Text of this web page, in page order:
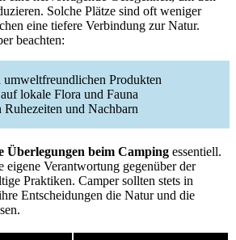
Solche Plätze sind oft weniger
eine tiefere Verbindung zur Natur.
beachten:
Produkten
lokale Flora und Fauna
Ruhezeiten und Nachbarn
Überlegungen beim Camping essentiell.
eigene Verantwortung gegenüber der
Praktiken. Camper sollten stets in
Entscheidungen die Natur und die